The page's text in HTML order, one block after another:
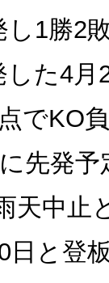
し1勝2
した4
でKO
先発
天中止
日と登